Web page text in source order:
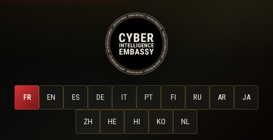
FR EN ES DE IT PT FI RU AR JA
ZH HE HI KO NL